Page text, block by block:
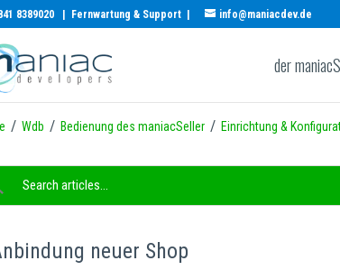
8389020 Fernwartung & Support info@maniacdev.de
der
/ Wdb / Bedienung des maniacSeller / Einrichtung &
neuer Shop